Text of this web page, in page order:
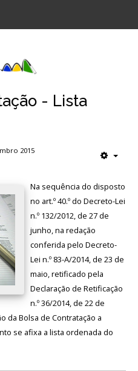
- Lista
2015
Na sequência do disposto
no art.º 40.º do Decreto-Lei
n.º 132/2012, de 27 de
junho, na redação
conferida pelo Decreto-
Lei n.º 83-A/2014, de 23 de
maio, retificado pela
Declaração de Retificação
n.º 36/2014, de 22 de
da Bolsa de Contratação a
se afixa a lista ordenada do